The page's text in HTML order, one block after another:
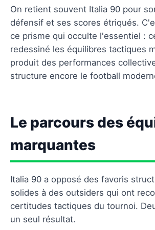
Moments décisifs de la
Questions fréquentes
On retient souvent Italia 90 pour
défensif et ses scores étriqués.
ce prisme qui occulte l'essentiel :
redessiné les équilibres tactiques
produit des performances
structure encore le football
Le parcours des
marquantes
Italia 90 a opposé des favoris
solides à des outsiders qui ont
certitudes tactiques du tournoi.
un seul résultat.